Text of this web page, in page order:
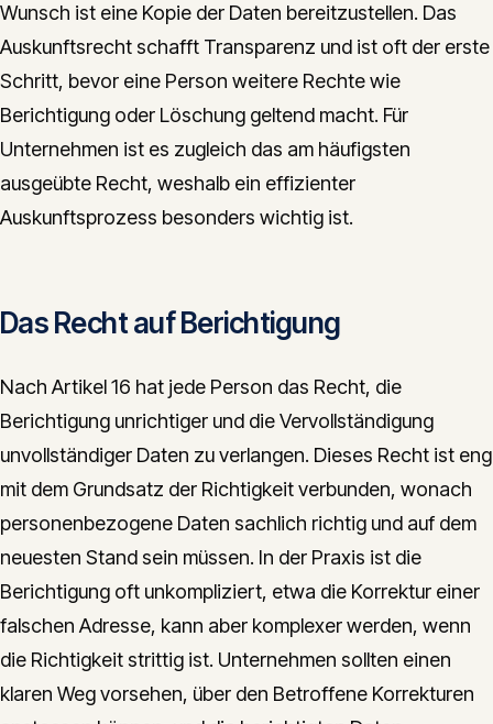
Wunsch ist eine Kopie der Daten bereitzustellen. Das
Auskunftsrecht schafft Transparenz und ist oft der erste
Schritt, bevor eine Person weitere Rechte wie
Berichtigung oder Löschung geltend macht. Für
Unternehmen ist es zugleich das am häufigsten
ausgeübte Recht, weshalb ein effizienter
Auskunftsprozess besonders wichtig ist.
Das Recht auf Berichtigung
Nach Artikel 16 hat jede Person das Recht, die
Berichtigung unrichtiger und die Vervollständigung
unvollständiger Daten zu verlangen. Dieses Recht ist eng
mit dem Grundsatz der Richtigkeit verbunden, wonach
personenbezogene Daten sachlich richtig und auf dem
neuesten Stand sein müssen. In der Praxis ist die
Berichtigung oft unkompliziert, etwa die Korrektur einer
falschen Adresse, kann aber komplexer werden, wenn
die Richtigkeit strittig ist. Unternehmen sollten einen
klaren Weg vorsehen, über den Betroffene Korrekturen